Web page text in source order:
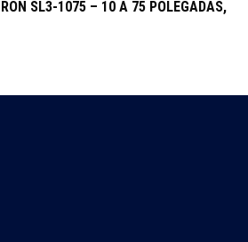
SL3-1075 – 10 A 75 POLEGADAS,